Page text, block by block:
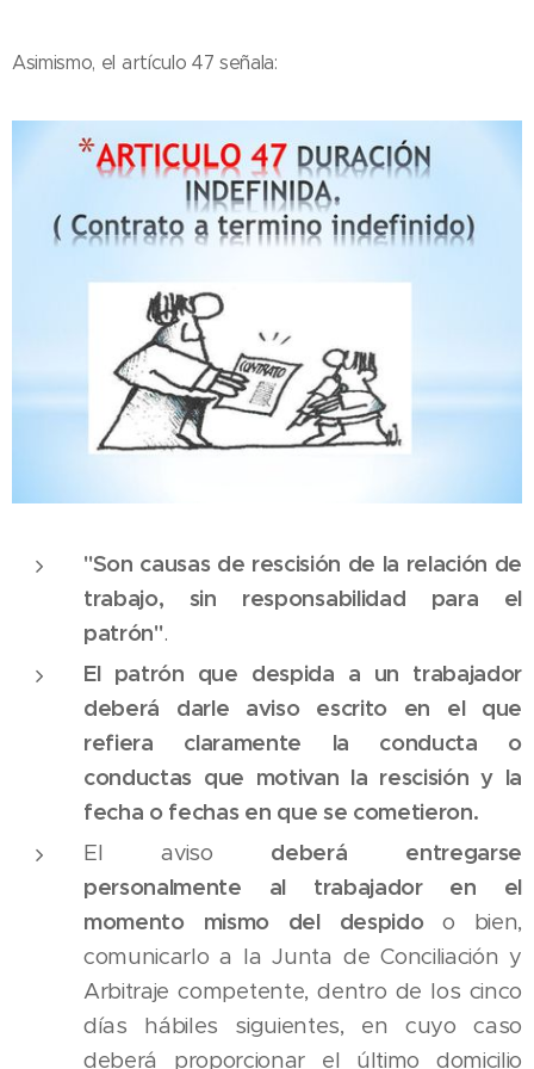
Asimismo, el artículo 47 señala:
"Son causas de rescisión de la relación de
trabajo, sin responsabilidad para el
patrón".
El patrón que despida a un trabajador
deberá darle aviso escrito en el que
refiera claramente la conducta o
conductas que motivan la rescisión y la
fecha o fechas en que se cometieron.
El aviso deberá entregarse
personalmente al trabajador en el
momento mismo del despido o bien,
comunicarlo a la Junta de Conciliación y
Arbitraje competente, dentro de los cinco
días hábiles siguientes, en cuyo caso
deberá proporcionar el último domicilio